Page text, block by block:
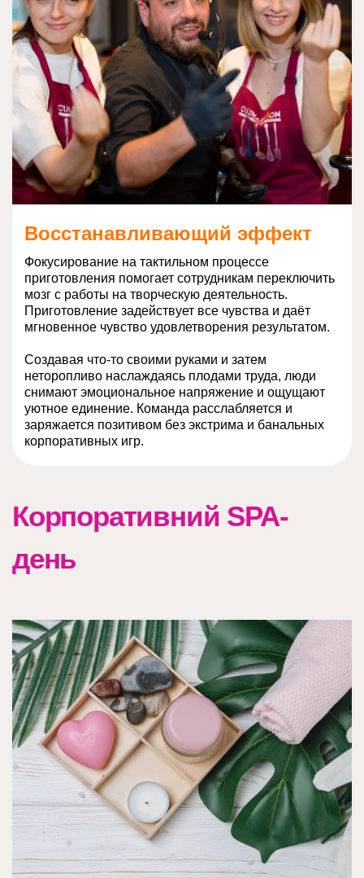
Восстанавливающий эффект
Фокусирование на тактильном процессе
приготовления помогает сотрудникам переключить
мозг с работы на творческую деятельность.
Приготовление задействует все чувства и даёт
мгновенное чувство удовлетворения результатом.
Создавая что-то своими руками и затем
неторопливо наслаждаясь плодами труда, люди
снимают эмоциональное напряжение и ощущают
уютное единение. Команда расслабляется и
заряжается позитивом без экстрима и банальных
корпоративных игр.
Корпоративний SPA-
день